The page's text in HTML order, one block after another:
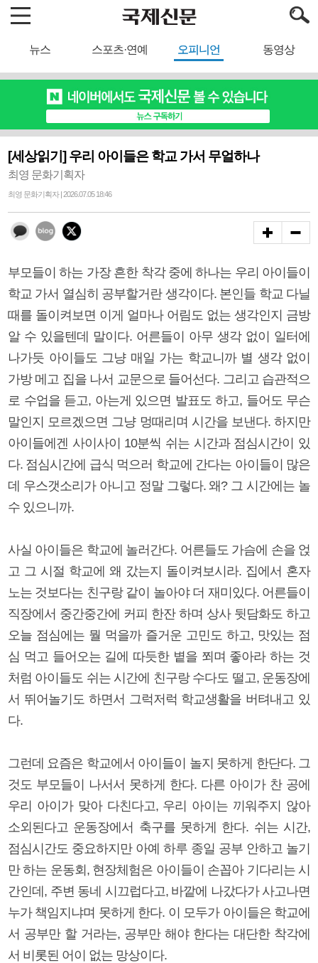
뉴스 스포츠·연예 오피니언 동영상
[세상읽기] 우리 아이들은 학교 가서 무얼하나
최영 문화기획자
최영 문화기획자 | 2026.07.05 18:46
부모들이 하는 가장 흔한 착각 중에 하나는 우리 아이들이
학교 가서 열심히 공부할거란 생각이다. 본인들 학교 다닐
때를 돌이켜보면 이게 얼마나 어림도 없는 생각인지 금방
알 수 있을텐데 말이다. 어른들이 아무 생각 없이 일터에
나가듯 아이들도 그냥 매일 가는 학교니까 별 생각 없이
가방 메고 집을 나서 교문으로 들어선다. 그리고 습관적으
로 수업을 듣고, 아는게 있으면 발표도 하고, 들어도 무슨
말인지 모르겠으면 그냥 멍때리며 시간을 보낸다. 하지만
아이들에겐 사이사이 10분씩 쉬는 시간과 점심시간이 있
다. 점심시간에 급식 먹으러 학교에 간다는 아이들이 많은
데 우스갯소리가 아니고 정말 그렇다. 왜? 그 시간에는 놀
수 있으니까.
사실 아이들은 학교에 놀러간다. 어른들도 가슴에 손을 얹
고 그 시절 학교에 왜 갔는지 돌이켜보시라. 집에서 혼자
노는 것보다는 친구랑 같이 놀아야 더 재미있다. 어른들이
직장에서 중간중간에 커피 한잔 하며 상사 뒷담화도 하고
오늘 점심에는 뭘 먹을까 즐거운 고민도 하고, 맛있는 점
심 먹고 들어오는 길에 따듯한 볕을 쬐며 좋아라 하는 것
처럼 아이들도 쉬는 시간에 친구랑 수다도 떨고, 운동장에
서 뛰어놀기도 하면서 그럭저럭 학교생활을 버텨내고 있
다.
그런데 요즘은 학교에서 아이들이 놀지 못하게 한단다. 그
것도 부모들이 나서서 못하게 한다. 다른 아이가 찬 공에
우리 아이가 맞아 다친다고, 우리 아이는 끼워주지 않아
소외된다고 운동장에서 축구를 못하게 한다. 쉬는 시간,
점심시간도 중요하지만 아예 하루 종일 공부 안하고 놀기
만 하는 운동회, 현장체험은 아이들이 손꼽아 기다리는 시
간인데, 주변 동네 시끄럽다고, 바깥에 나갔다가 사고나면
누가 책임지냐며 못하게 한다. 이 모두가 아이들은 학교에
서 공부만 할 거라는, 공부만 해야 한다는 대단한 착각에
서 비롯된 어이 없는 망상이다.